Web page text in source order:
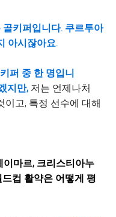
키퍼입니다. 쿠르투아
아시잖아요.
퍼 중 한 명입니
지만, 저는 언제나처
이고, 특정 선수에 대해
이마르, 크리스티아누
컵 활약은 어떻게 평